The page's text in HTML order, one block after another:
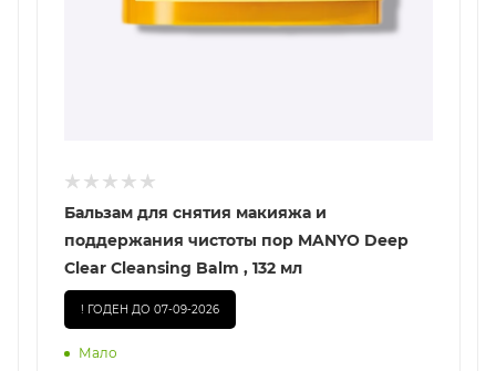
Бальзам для снятия макияжа и
поддержания чистоты пор MANYO Deep
Clear Cleansing Balm , 132 мл
! ГОДЕН ДО 07-09-2026
Мало